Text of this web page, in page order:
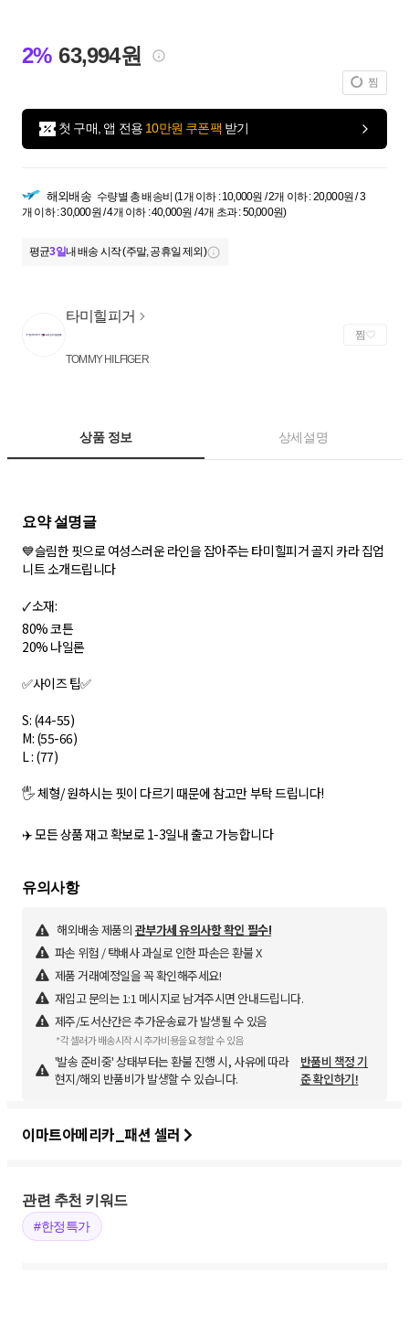
2% 63,994원
찜
첫 구매, 앱 전용 10만원 쿠폰팩 받기
해외배송 수량별 총 배송비 (1개 이하 : 10,000원 / 2개 이하 : 20,000원 / 3
개 이하 : 30,000원 / 4개 이하 : 40,000원 / 4개 초과 : 50,000원)
평균3일내 배송 시작 (주말, 공휴일 제외)
타미힐피거
TOMMY HILFIGER
찜
상품 정보 상세설명
요약 설명글
💙슬림한 핏으로 여성스러운 라인을 잡아주는 타미힐피거 골지 카라 집업
니트 소개드립니다
🗸소재:
80% 코튼
20% 나일론
✅사이즈 팁✅
S: (44-55)
M: (55-66)
L : (77)
🖐 체형/ 원하시는 핏이 다르기 때문에 참고만 부탁 드립니다!
✈️ 모든 상품 재고 확보로 1-3일내 출고 가능합니다
유의사항
해외배송 제품의 관부가세 유의사항 확인 필수!
파손 위험 / 택배사 과실로 인한 파손은 환불 X
제품 거래예정일을 꼭 확인해주세요!
재입고 문의는 1:1 메시지로 남겨주시면 안내드립니다.
제주/도서산간은 추가운송료가 발생될 수 있음
*각 셀러가 배송시작 시 추가비용을 요청할 수 있음
'발송 준비중' 상태부터는 환불 진행 시, 사유에 따라
현지/해외 반품비가 발생할 수 있습니다.
반품비 책정 기
준 확인하기!
이마트아메리카_패션 셀러
관련 추천 키워드
#한정특가